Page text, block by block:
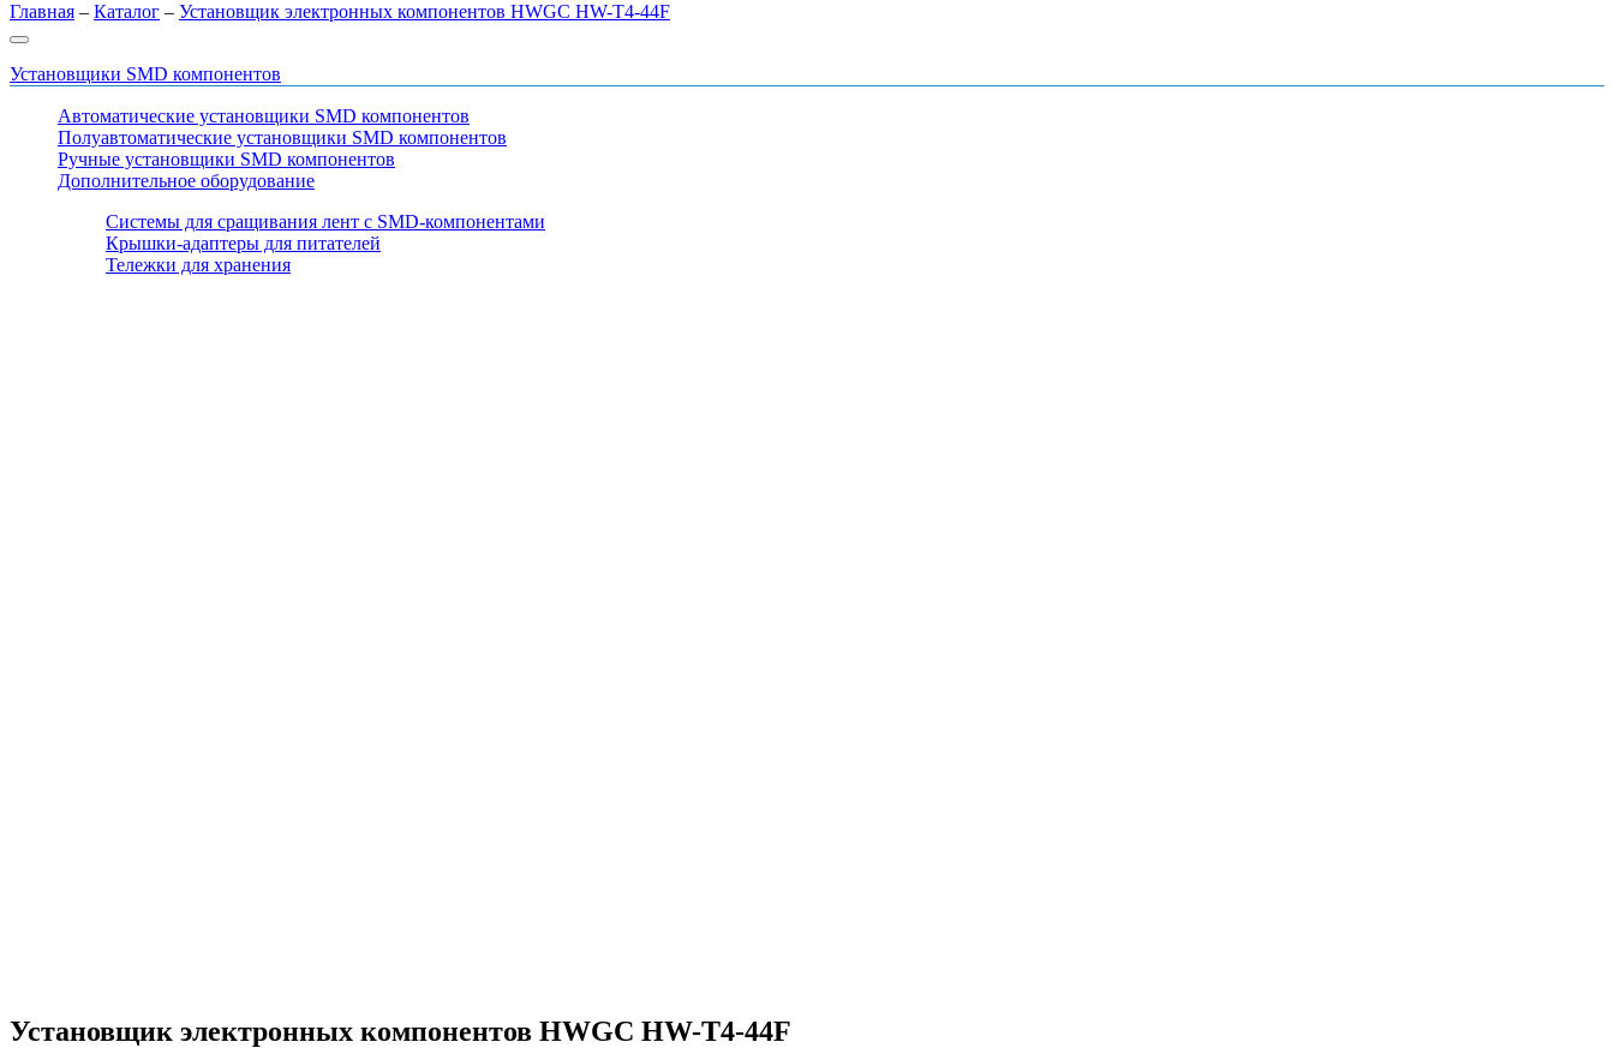
Главная – Каталог – Установщик электронных компонентов HWGC HW-T4-44F
Установщики SMD компонентов
Автоматические установщики SMD компонентов
Полуавтоматические установщики SMD компонентов
Ручные установщики SMD компонентов
Дополнительное оборудование
Системы для сращивания лент с SMD-компонентами
Крышки-адаптеры для питателей
Тележки для хранения
Установщик электронных компонентов HWGC HW-T4-44F